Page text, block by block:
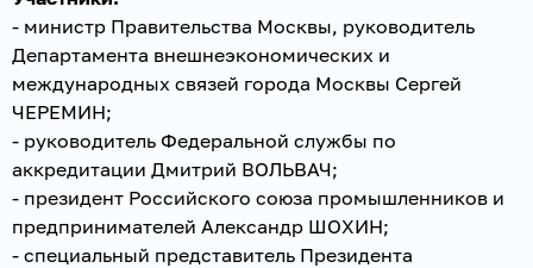
- министр Правительства Москвы, руководитель
Департамента внешнеэкономических и
международных связей города Москвы Сергей
ЧЕРЕМИН;
- руководитель Федеральной службы по
аккредитации Дмитрий ВОЛЬВАЧ;
- президент Российского союза промышленников и
предпринимателей Александр ШОХИН;
- специальный представитель Президента